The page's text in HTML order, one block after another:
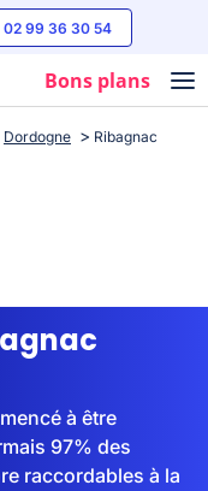
02 99 36 30 54
Bons plans
Dordogne Ribagnac
à être
97% des
raccordables à la